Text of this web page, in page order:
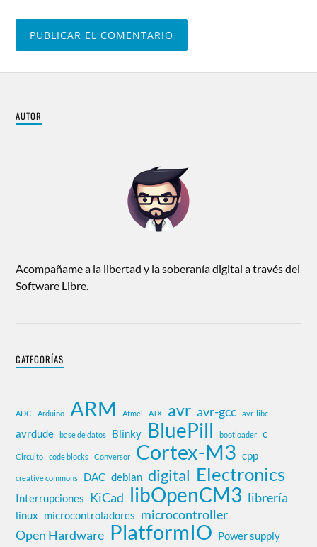
AUTOR
Acompañame a la libertad y la soberanía digital a través del
Software Libre.
CATEGORÍAS
ADC Arduino ARM Atmel ATX avr avr-gcc avr-libc
avrdude base de datos Blinky BluePill bootloader c
Circuito code blocks Conversor Cortex-M3 cpp
creative commons DAC debian digital Electronics
Interrupciones KiCad libOpenCM3 librería
linux microcontroladores microcontroller
Open Hardware PlatformIO Power supply